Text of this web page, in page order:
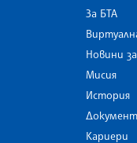
За БТА
Новини
Мисия
История
Кариери